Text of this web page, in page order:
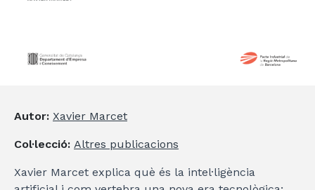
Autor: Xavier Marcet
Col·lecció: Altres publicacions
Xavier Marcet explica què és la intel·ligència